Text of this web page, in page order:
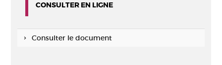
CONSULTER EN LIGNE
Consulter le document